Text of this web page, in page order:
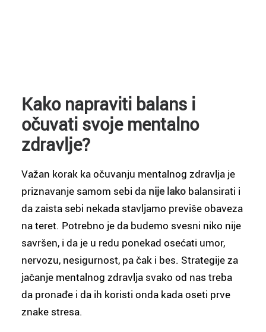
Kako napraviti balans i
očuvati svoje mentalno
zdravlje?
Važan korak ka očuvanju mentalnog zdravlja je
priznavanje samom sebi da nije lako balansirati i
da zaista sebi nekada stavljamo previše obaveza
na teret. Potrebno je da budemo svesni niko nije
savršen, i da je u redu ponekad osećati umor,
nervozu, nesigurnost, pa čak i bes. Strategije za
jačanje mentalnog zdravlja svako od nas treba
da pronađe i da ih koristi onda kada oseti prve
znake stresa.